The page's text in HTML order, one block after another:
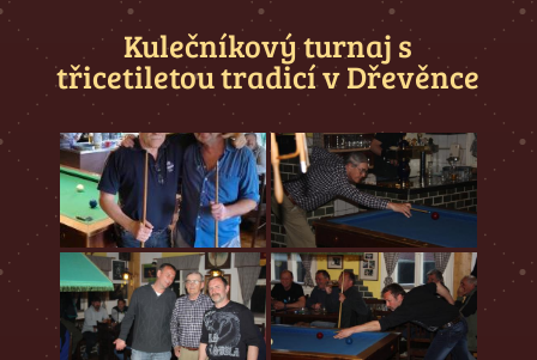
Kulečníkový turnaj s
třicetiletou tradicí v Dřevěnce